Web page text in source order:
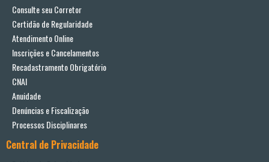
Consulte seu Corretor
Certidão de Regularidade
Atendimento Online
Inscrições e Cancelamentos
Recadastramento Obrigatório
CNAI
Anuidade
Denúncias e Fiscalização
Processos Disciplinares
Central de Privacidade